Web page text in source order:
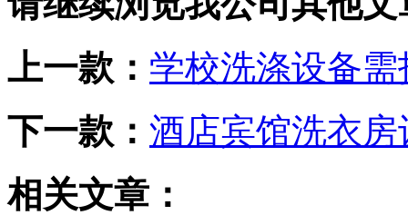
上一款： 学校洗涤设备
下一款： 酒店宾馆洗衣
相关文章：